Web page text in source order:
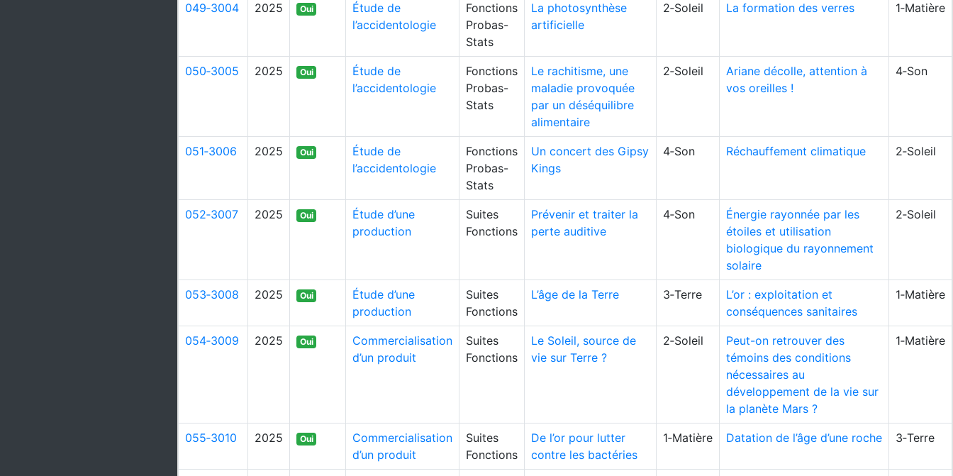
049‑3004 2025 Oui
Étude de
l’accidentologie
Fonctions
Probas-
Stats
La photosynthèse
artificielle
2‑Soleil La formation des verres 1‑Matière
050‑3005 2025 Oui
Étude de
l’accidentologie
Fonctions
Probas-
Stats
Le rachitisme, une
maladie provoquée
par un déséquilibre
alimentaire
2‑Soleil
Ariane décolle, attention à
vos oreilles !
4‑Son
051‑3006 2025 Oui
Étude de
l’accidentologie
Fonctions
Probas-
Stats
Un concert des Gipsy
Kings
4‑Son Réchauffement climatique 2‑Soleil
052‑3007 2025 Oui
Étude d’une
production
Suites
Fonctions
Prévenir et traiter la
perte auditive
4‑Son
Énergie rayonnée par les
étoiles et utilisation
biologique du rayonnement
solaire
2‑Soleil
053‑3008 2025 Oui
Étude d’une
production
Suites
Fonctions
L’âge de la Terre 3‑Terre
L’or : exploitation et
conséquences sanitaires
1‑Matière
054‑3009 2025 Oui
Commercialisation
d’un produit
Suites
Fonctions
Le Soleil, source de
vie sur Terre ?
2‑Soleil
Peut-on retrouver des
témoins des conditions
nécessaires au
développement de la vie sur
la planète Mars ?
1‑Matière
055‑3010 2025 Oui
Commercialisation
d’un produit
Suites
Fonctions
De l’or pour lutter
contre les bactéries
1‑Matière Datation de l’âge d’une roche 3‑Terre